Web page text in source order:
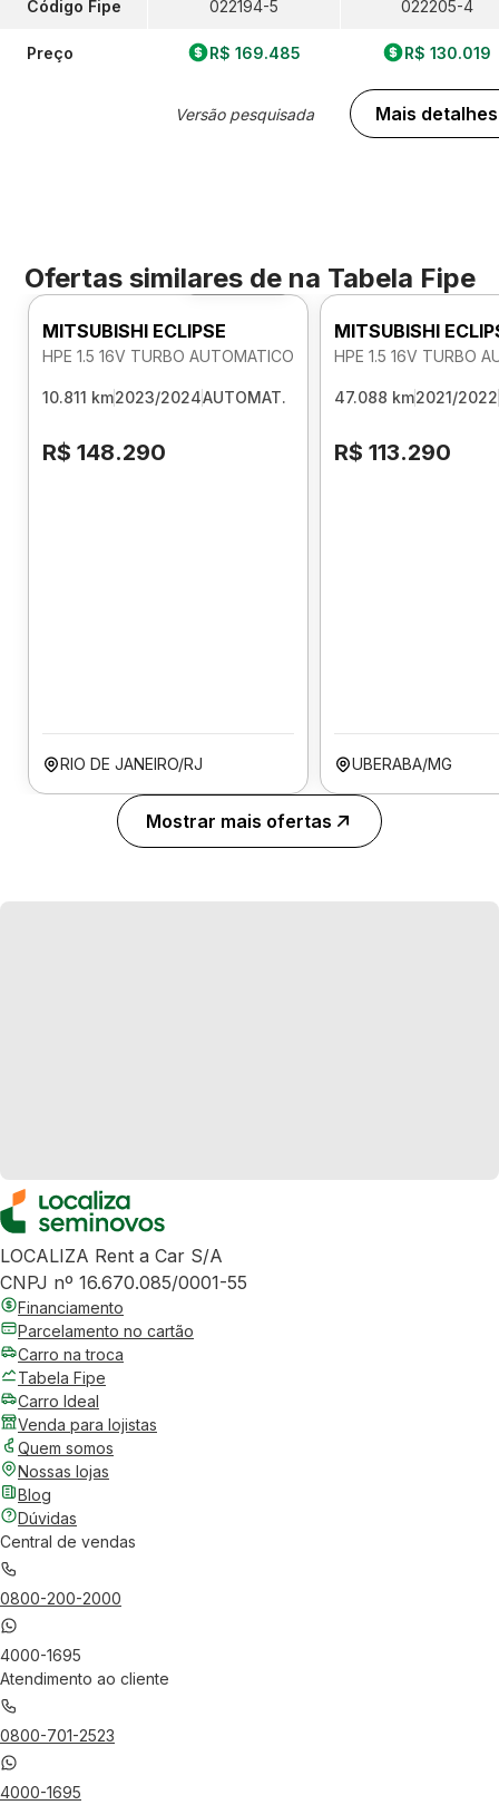
Código Fipe
Preço
022194-5
R$ 169.485
Versão pesquisada
022205-4
R$ 130.019
Mais detalhes
Ofertas similares de na Tabela Fipe
Foto 360º
MITSUBISHI ECLIPSE
HPE 1.5 16V TURBO AUTOMATICO
10.811 km2023/2024AUTOMAT.
R$ 148.290
RIO DE JANEIRO/RJ
MITSUBISHI
HPE 1.5 16V TURBO
47.088 km2021/2022
R$ 113.290
UBERABA/MG
Mostrar mais ofertas
LOCALIZA Rent a Car S/A
CNPJ nº 16.670.085/0001-55
Financiamento
Parcelamento no cartão
Carro na troca
Tabela Fipe
Carro Ideal
Venda para lojistas
Quem somos
Nossas lojas
Blog
Dúvidas
Central de vendas
0800-200-2000
4000-1695
Atendimento ao cliente
0800-701-2523
4000-1695